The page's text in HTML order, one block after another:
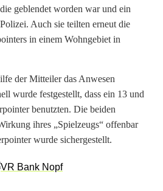
geblendet worden war und ein
Auch sie teilten erneut die
in einem Wohngebiet in
der Mitteiler das Anwesen
wurde festgestellt, dass ein 13 und
benutzten. Die beiden
ihres „Spielzeugs“ offenbar
wurde sichergestellt.